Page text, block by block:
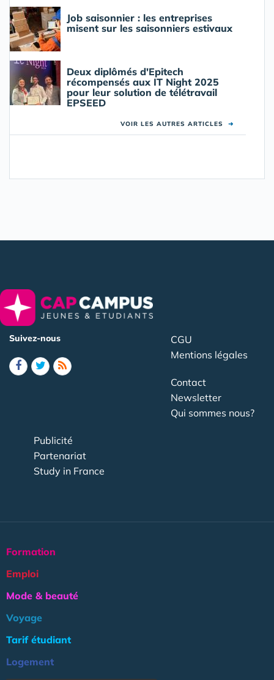
Job saisonnier : les entreprises
misent sur les saisonniers estivaux
Deux diplômés d'Epitech
récompensés aux IT Night 2025
pour leur solution de télétravail
EPSEED
VOIR LES AUTRES ARTICLES ➜
Suivez-nous
CGU
Mentions légales
Contact
Newsletter
Qui sommes nous?
Publicité
Partenariat
Study in France
Formation
Emploi
Mode & beauté
Voyage
Tarif étudiant
Logement